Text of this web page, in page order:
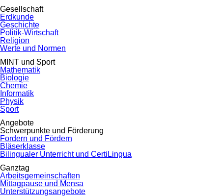
Gesellschaft
Erdkunde
Geschichte
Politik-Wirtschaft
Religion
Werte und Normen
MINT und Sport
Mathematik
Biologie
Chemie
Informatik
Physik
Sport
Angebote
Schwerpunkte und Förderung
Fordern und Fördern
Bläserklasse
Bilingualer Unterricht und CertiLingua
Ganztag
Arbeitsgemeinschaften
Mittagpause und Mensa
Unterstützungsangebote